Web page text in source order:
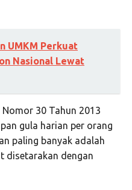
UMKM Perkuat
Nasional Lewat
30 Tahun 2013
gula harian per orang
paling banyak adalah
disetarakan dengan